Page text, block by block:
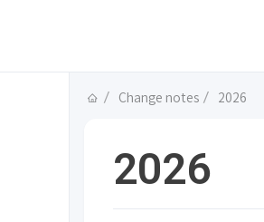
Change notes 2026
2026